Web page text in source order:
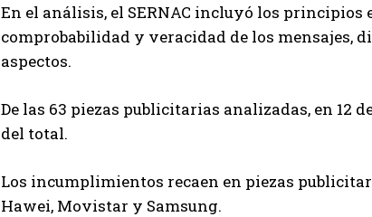
En el análisis, el SERNAC incluyó los principios
comprobabilidad y veracidad de los mensajes,
aspectos.
De las 63 piezas publicitarias analizadas, en 12
del total.
Los incumplimientos recaen en piezas
Hawei, Movistar y Samsung.